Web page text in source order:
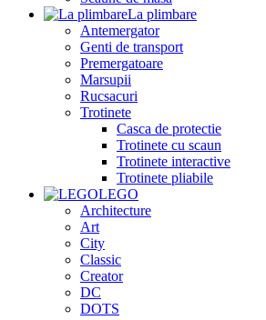
La plimbare
Antemergator
Genti de transport
Premergatoare
Marsupii
Rucsacuri
Trotinete
Casca de protectie
Trotinete cu scaun
Trotinete interactive
Trotinete pliabile
LEGO
Architecture
Art
City
Classic
Creator
DC
DOTS